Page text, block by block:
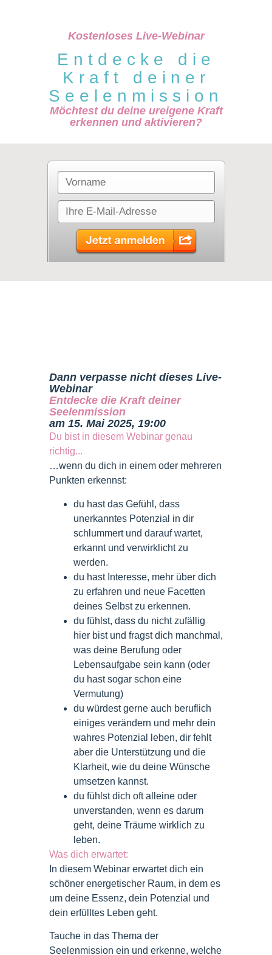
Kostenloses Live-Webinar
Entdecke die
Kraft deiner
Seelenmission
Möchtest du deine ureigene Kraft
erkennen und aktivieren?
Dann verpasse nicht dieses Live-
Webinar
Entdecke die Kraft deiner
Seelenmission
am 15. Mai 2025, 19:00
Du bist in diesem Webinar genau
richtig...
…wenn du dich in einem oder mehreren
Punkten erkennst:
du hast das Gefühl, dass
unerkanntes Potenzial in dir
schlummert und darauf wartet,
erkannt und verwirklicht zu
werden.
du hast Interesse, mehr über dich
zu erfahren und neue Facetten
deines Selbst zu erkennen.
du fühlst, dass du nicht zufällig
hier bist und fragst dich manchmal,
was deine Berufung oder
Lebensaufgabe sein kann (oder
du hast sogar schon eine
Vermutung)
du würdest gerne auch beruflich
einiges verändern und mehr dein
wahres Potenzial leben, dir fehlt
aber die Unterstützung und die
Klarheit, wie du deine Wünsche
umsetzen kannst.
du fühlst dich oft alleine oder
unverstanden, wenn es darum
geht, deine Träume wirklich zu
leben.
Was dich erwartet:
In diesem Webinar erwartet dich ein
schöner energetischer Raum, in dem es
um deine Essenz, dein Potenzial und
dein erfülltes Leben geht.
Tauche in das Thema der
Seelenmission ein und erkenne, welche